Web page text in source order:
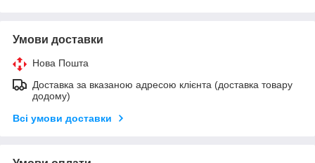
Умови доставки
Нова Пошта
Доставка за вказаною адресою клієнта (доставка товару
додому)
Всі умови доставки